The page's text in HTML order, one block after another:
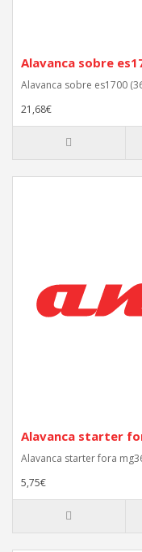
Alavanca sobre
Alavanca sobre es1700
21,68€
Alavanca starter
Alavanca starter fora
5,75€